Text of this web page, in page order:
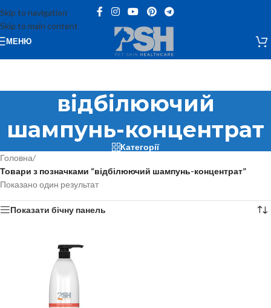
Skip to navigation
Skip to main content
МЕНЮ
відбілюючий
шампунь-концентрат
Категорії
Головна/
Товари з позначками “відбілюючий шампунь-концентрат”
Показано один результат
Показати бічну панель